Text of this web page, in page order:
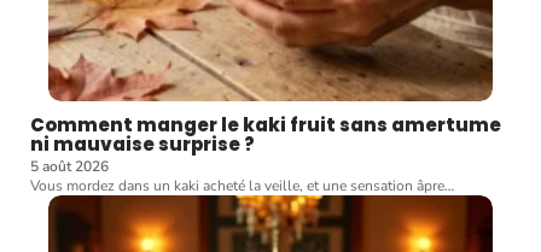
Comment manger le kaki fruit sans amertume
ni mauvaise surprise ?
5 août 2026
Vous mordez dans un kaki acheté la veille, et une sensation âpre…